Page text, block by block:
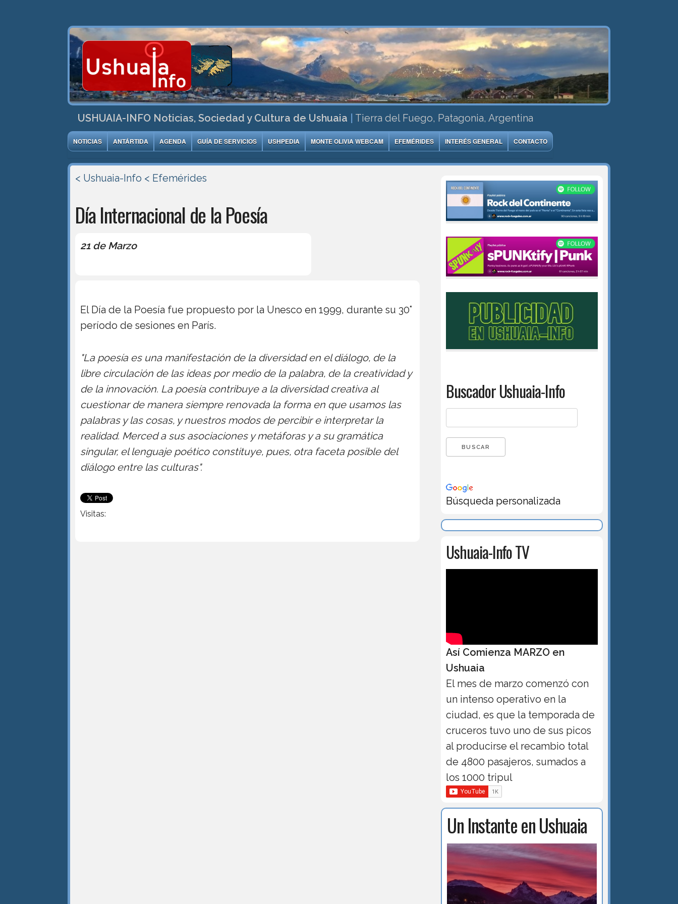
USHUAIA-INFO Noticias, Sociedad y Cultura de Ushuaia Tierra del Fuego, Patagonia, Argentina
NOTICIAS ANTÁRTIDA AGENDA GUÍA DE SERVICIOS USHPEDIA MONTE OLIVIA WEBCAM EFEMÉRIDES INTERÉS GENERAL CONTACTO
< Ushuaia-Info < Efemérides
Día Internacional de la Poesía
21 de Marzo
El Día de la Poesía fue propuesto por la Unesco en 1999, durante su 30°
período de sesiones en París.
"La poesía es una manifestación de la diversidad en el diálogo, de la
libre circulación de las ideas por medio de la palabra, de la creatividad y
de la innovación. La poesía contribuye a la diversidad creativa al
cuestionar de manera siempre renovada la forma en que usamos las
palabras y las cosas, y nuestros modos de percibir e interpretar la
realidad. Merced a sus asociaciones y metáforas y a su gramática
singular, el lenguaje poético constituye, pues, otra faceta posible del
diálogo entre las culturas".
Visitas:
Buscador Ushuaia-Info
Búsqueda personalizada
Ushuaia-Info TV
Así Comienza MARZO en
Ushuaia
El mes de marzo comenzó con
un intenso operativo en la
ciudad, es que la temporada de
cruceros tuvo uno de sus picos
al producirse el recambio total
de 4800 pasajeros, sumados a
los 1000 tripul
Un Instante en Ushuaia